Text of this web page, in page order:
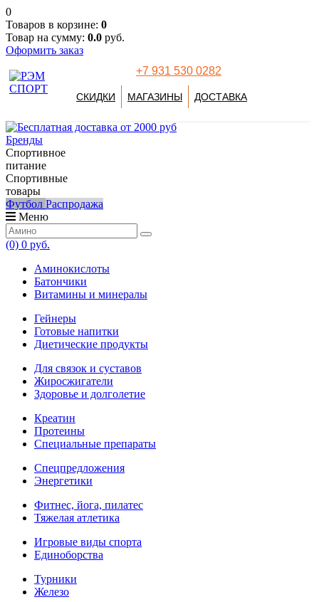
0
Товаров в корзине: 0
Товар на сумму: 0.0 руб.
Оформить заказ
+7 931 530 0282
СКИДКИ МАГАЗИНЫ ДОСТАВКА
Бренды
Спортивное
питание
Спортивные
товары
Футбол Распродажа
Меню
(0) 0 руб.
Аминокислоты
Батончики
Витамины и минералы
Гейнеры
Готовые напитки
Диетические продукты
Для связок и суставов
Жиросжигатели
Здоровье и долголетие
Креатин
Протеины
Специальные препараты
Спецпредложения
Энергетики
Фитнес, йога, пилатес
Тяжелая атлетика
Игровые виды спорта
Единоборства
Турники
Железо